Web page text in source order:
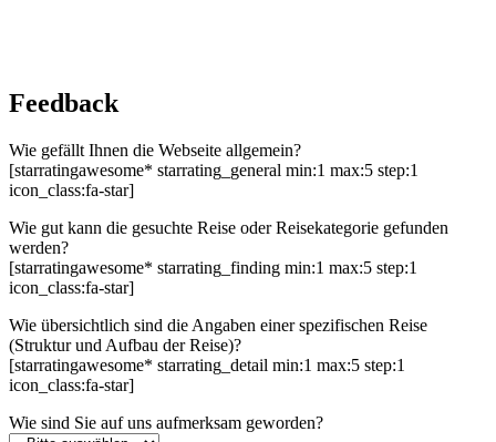
Feedback
Wie gefällt Ihnen die Webseite allgemein?
[starratingawesome* starrating_general min:1 max:5 step:1
icon_class:fa-star]
Wie gut kann die gesuchte Reise oder Reisekategorie gefunden
werden?
[starratingawesome* starrating_finding min:1 max:5 step:1
icon_class:fa-star]
Wie übersichtlich sind die Angaben einer spezifischen Reise
(Struktur und Aufbau der Reise)?
[starratingawesome* starrating_detail min:1 max:5 step:1
icon_class:fa-star]
Wie sind Sie auf uns aufmerksam geworden?